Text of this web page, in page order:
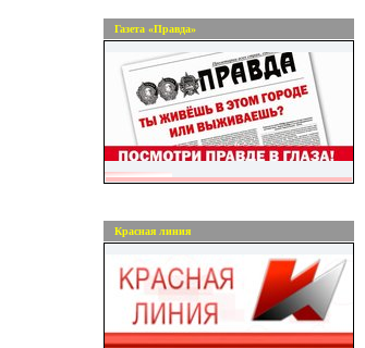
Газета «Правда»
Красная линия